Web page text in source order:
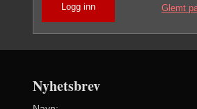
Glemt
Nyhetsbrev